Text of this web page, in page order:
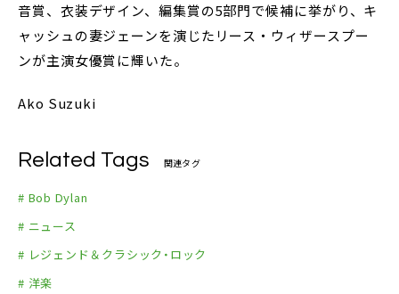
音賞、衣装デザイン、編集賞の5部門で候補に挙がり、キ
ャッシュの妻ジェーンを演じたリース・ウィザースプー
ンが主演女優賞に輝いた。
Ako Suzuki
Related Tags 関連タグ
# Bob Dylan
# ニュース
# レジェンド＆クラシック・ロック
# 洋楽